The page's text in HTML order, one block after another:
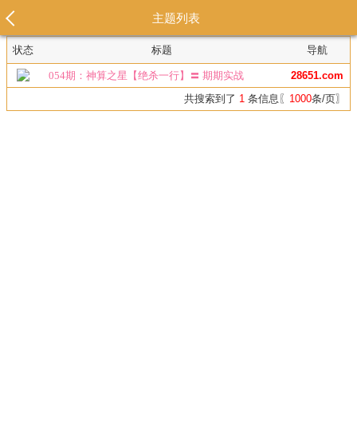
主题列表
状态 标题 导航
054期：神算之星【绝杀一行】〓 期期实战
28651.com
共搜索到了 1 条信息〖 1000条/页〗